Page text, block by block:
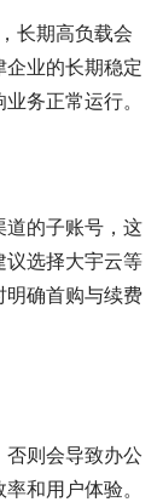
长期高负载会
业的长期稳定
务正常运行。
道的子账号，这
议选择大宇云等
明确首购与续费
则会导致办公
和用户体验。